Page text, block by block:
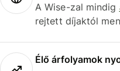
A Wise-zal mindig
rejtett díjaktól
Élő árfolyamok